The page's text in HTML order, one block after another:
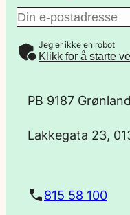
E
- Jeg er ikke en robot
Klikk for å starte
PB 9187
Lakkegata 23,
815 58 100